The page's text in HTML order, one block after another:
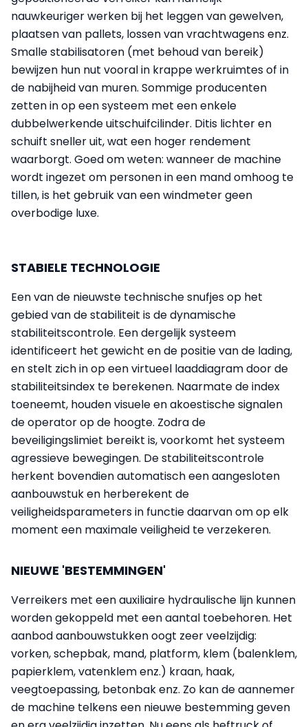
nauwkeuriger werken bij het leggen van gewelven,
plaatsen van pallets, lossen van vrachtwagens enz.
Smalle stabilisatoren (met behoud van bereik)
bewijzen hun nut vooral in krappe werkruimtes of in
de nabijheid van muren. Sommige producenten
zetten in op een systeem met een enkele
dubbelwerkende uitschuifcilinder. Ditis lichter en
schuift sneller uit, wat een hoger rendement
waarborgt. Goed om weten: wanneer de machine
wordt ingezet om personen in een mand omhoog te
tillen, is het gebruik van een windmeter geen
overbodige luxe.
STABIELE TECHNOLOGIE
Een van de nieuwste technische snufjes op het
gebied van de stabiliteit is de dynamische
stabiliteitscontrole. Een dergelijk systeem
identificeert het gewicht en de positie van de lading,
en stelt zich in op een virtueel laaddiagram door de
stabiliteitsindex te berekenen. Naarmate de index
toeneemt, houden visuele en akoestische signalen
de operator op de hoogte. Zodra de
beveiligingslimiet bereikt is, voorkomt het systeem
agressieve bewegingen. De stabiliteitscontrole
herkent bovendien automatisch een aangesloten
aanbouwstuk en herberekent de
veiligheidsparameters in functie daarvan om op elk
moment een maximale veiligheid te verzekeren.
NIEUWE 'BESTEMMINGEN'
Verreikers met een auxiliaire hydraulische lijn kunnen
worden gekoppeld met een aantal toebehoren. Het
aanbod aanbouwstukken oogt zeer veelzijdig:
vorken, schepbak, mand, platform, klem (balenklem,
papierklem, vatenklem enz.) kraan, haak,
veegtoepassing, betonbak enz. Zo kan de aannemer
de machine telkens een nieuwe bestemming geven